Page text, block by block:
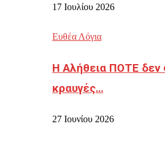
17 Ιουλίου 2026
Ευθέα Λόγια
Η Αλήθεια ΠΟΤΕ δεν
κραυγές…
27 Ιουνίου 2026